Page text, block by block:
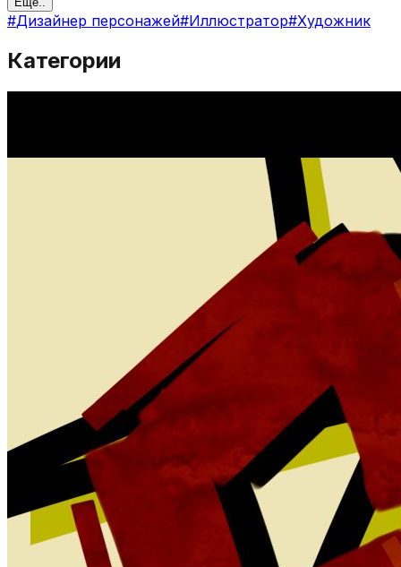
sai (около 8 лет) на графическом планшете wacom.
предпочту растр >:( я люблю теплые картинки про
дружбу, любовь и музыку моя любимая фигура -
шестиконечная звезда
#Дизайнер персонажей#Иллюстратор#Художник
Категории